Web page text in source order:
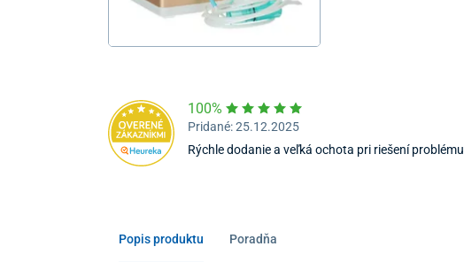
100%
Pridané: 25.12.2025
Rýchle dodanie a veľká ochota pri riešení problému
Popis produktu Poradňa